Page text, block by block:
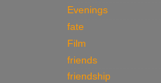
Evenings
fate
Film
friends
friendship